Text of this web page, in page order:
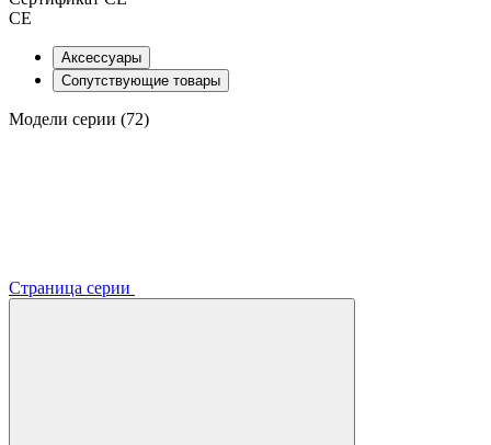
CE
Аксессуары
Сопутствующие товары
Модели серии (72)
Страница серии